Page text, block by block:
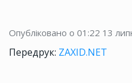
Опубліковано о 01:22 13
Передрук: ZAXID.NET